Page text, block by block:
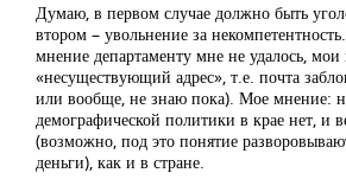
Думаю, в первом случае должно быть
втором – увольнение за
мнение департаменту мне не удалось, мои
«несуществующий адрес», т.е. почта
или вообще, не знаю пока). Мое мнение:
демографической политики в крае нет, и
(возможно, под это понятие
деньги), как и в стране.